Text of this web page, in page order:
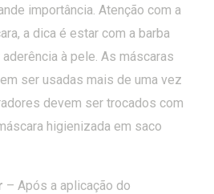
importância. Atenção com a
a dica é estar com a barba
à pele. As máscaras
ser usadas mais de uma vez
devem ser trocados com
higienizada em saco
– Após a aplicação do